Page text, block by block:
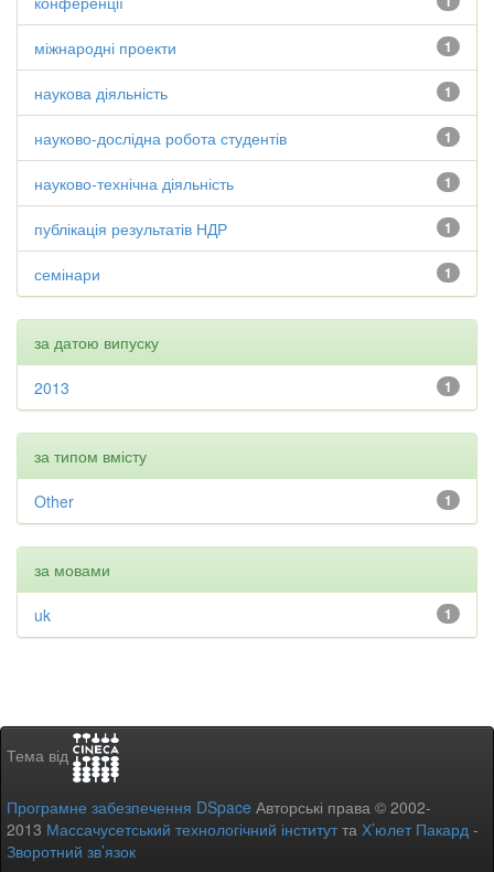
1
міжнародні проекти
1
наукова діяльність
1
науково-дослідна робота студентів
1
науково-технічна діяльність
1
публікація результатів НДР
1
семінари
за датою випуску
1
2013
за типом вмісту
1
Other
за мовами
1
uk
Тема від
Програмне забезпечення DSpace Авторські права © 2002-
2013 Массачусетський технологічний інститутта Х’юлет Пакард -
Зворотний зв’язок